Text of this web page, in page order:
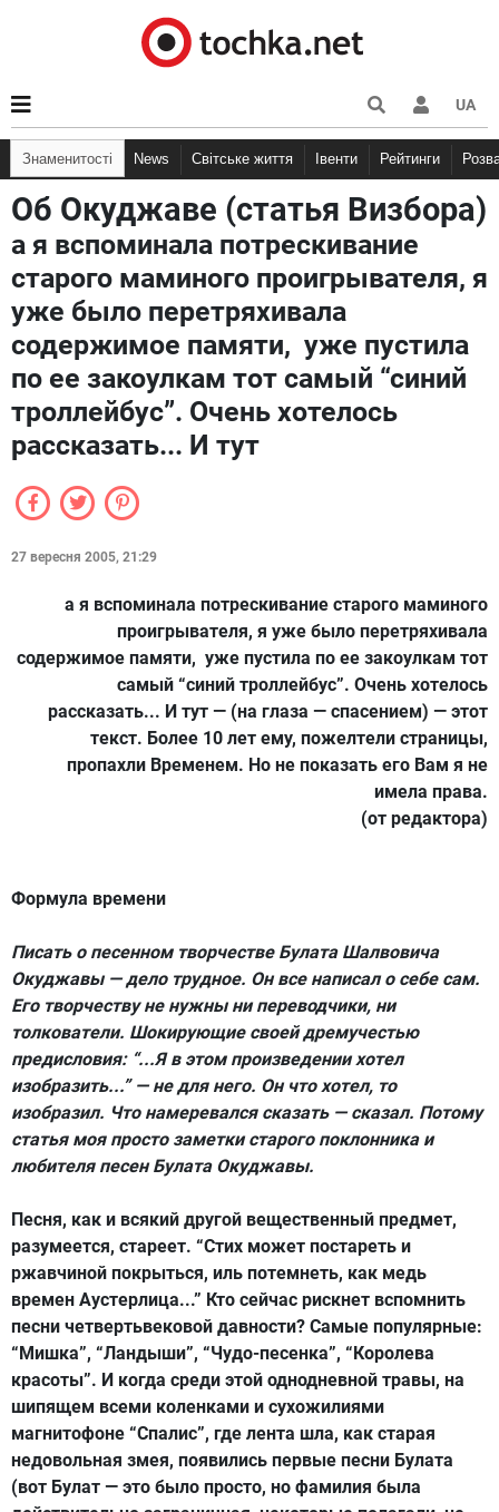
UA
Знаменитості News Світське життя Івенти Рейтинги
Об Окуджаве (статья Визбора)
а я вспоминала потрескивание
старого маминого проигрывателя, я
уже было перетряхивала
содержимое памяти, уже пустила
по ее закоулкам тот самый “синий
троллейбус”. Очень хотелось
рассказать... И тут
27 вересня 2005, 21:29
а я вспоминала потрескивание старого маминого
проигрывателя, я уже было перетряхивала
содержимое памяти, уже пустила по ее закоулкам тот
самый “синий троллейбус”. Очень хотелось
рассказать... И тут — (на глаза — спасением) — этот
текст. Более 10 лет ему, пожелтели страницы,
пропахли Временем. Но не показать его Вам я не
имела права.
(от редактора)
Формула времени
Писать о песенном творчестве Булата Шалвовича
Окуджавы— дело трудное. Он все написал о себе сам.
Его творчеству не нужны ни переводчики, ни
толкователи. Шокирующие своей дремучестью
предисловия: “...Я в этом произведении хотел
изобразить...” — не для него. Он что хотел, то
изобразил. Что намеревался сказать — сказал. Потому
статья моя просто заметки старого поклонника и
любителя песен Булата Окуджавы.
Песня, как и всякий другой вещественный предмет,
разумеется, стареет. “Стих может постареть и
ржавчиной покрыться, иль потемнеть, как медь
времен Аустерлица...” Кто сейчас рискнет вспомнить
песни четвертьвековой давности? Самые популярные:
“Мишка”, “Ландыши”, “Чудо-песенка”, “Королева
красоты”. И когда среди этой однодневной травы, на
шипящем всеми коленками и сухожилиями
магнитофоне “Спалис”, где лента шла, как старая
недовольная змея, появились первые песни Булата
(вот Булат — это было просто, но фамилия была